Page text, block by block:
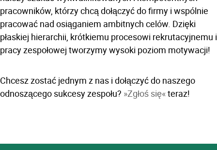
pracowników, którzy chcą dołączyć do firmy i wspólnie
pracować nad osiąganiem ambitnych celów. Dzięki
płaskiej hierarchii, krótkiemu procesowi rekrutacyjnemu i
pracy zespołowej tworzymy wysoki poziom motywacji!
Chcesz zostać jednym z nas i dołączyć do naszego
odnoszącego sukcesy zespołu? Zgłoś się teraz!